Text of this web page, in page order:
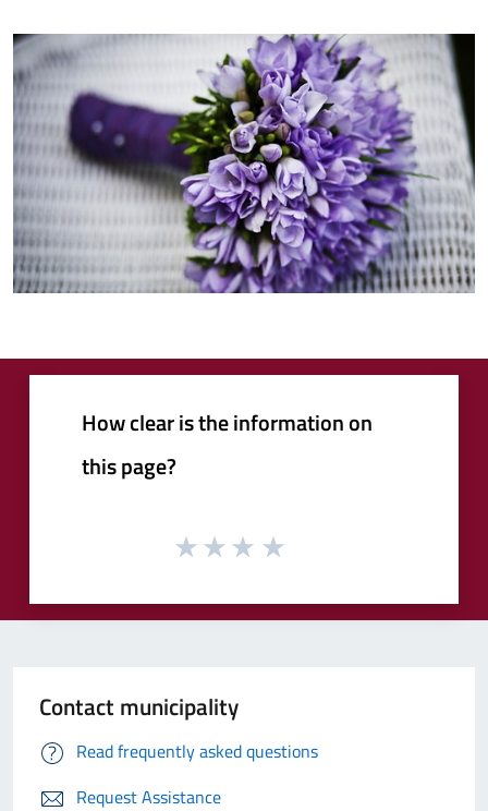
How clear is the information on
this page?
Contact municipality
Read frequently asked questions
Request Assistance